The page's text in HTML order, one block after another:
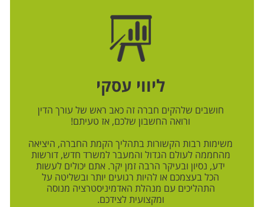
ליווי עסקי
חושבים שלהקים חברה זה כאב ראש של עורך הדין
ורואה החשבון שלכם, אז טעיתם!
משימות רבות הקשורות בתהליך הקמת החברה, היציאה
מהחממה לעולם הגדול והמעבר למשרד חדש, דורשות
ידע, נסיון ובעיקר הרבה זמן יקר. אתם יכולים לעשות
הכל בעצמכם או להיות רגועים יותר ובשליטה על
התהליכים עם מנהלת האדמיניסטרציה מנוסה
ומקצועית לצידכם.